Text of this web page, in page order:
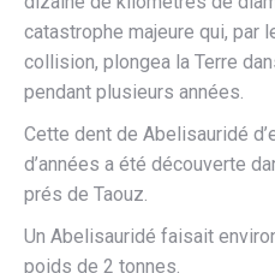
catastrophe majeure qui, par
collision, plongea la Terre
pendant plusieurs années.
Cette dent de Abelisauridé
d’années a été découverte
prés de Taouz.
Un Abelisauridé faisait
poids de 2 tonnes.